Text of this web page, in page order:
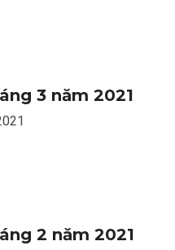
3 năm 2021
2 năm 2021